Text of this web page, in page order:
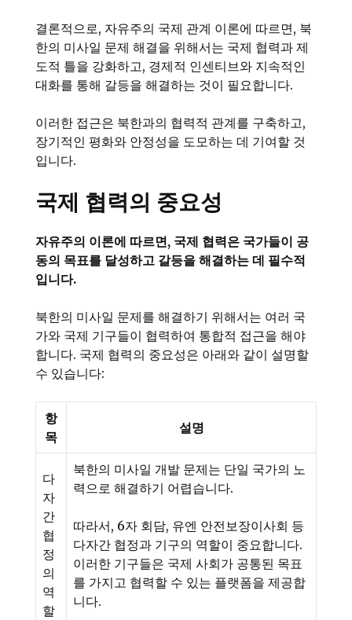
결론적으로, 자유주의 국제 관계 이론에 따르면, 북
한의 미사일 문제 해결을 위해서는 국제 협력과 제
도적 틀을 강화하고, 경제적 인센티브와 지속적인
대화를 통해 갈등을 해결하는 것이 필요합니다.
이러한 접근은 북한과의 협력적 관계를 구축하고,
장기적인 평화와 안정성을 도모하는 데 기여할 것
입니다.
국제 협력의 중요성
자유주의 이론에 따르면, 국제 협력은 국가들이 공
동의 목표를 달성하고 갈등을 해결하는 데 필수적
입니다.
북한의 미사일 문제를 해결하기 위해서는 여러 국
가와 국제 기구들이 협력하여 통합적 접근을 해야
합니다. 국제 협력의 중요성은 아래와 같이 설명할
수 있습니다:
항
목
설명
다
자
간
협
정
의
역
할
북한의 미사일 개발 문제는 단일 국가의 노
력으로 해결하기 어렵습니다.
따라서, 6자 회담, 유엔 안전보장이사회 등
다자간 협정과 기구의 역할이 중요합니다.
이러한 기구들은 국제 사회가 공통된 목표
를 가지고 협력할 수 있는 플랫폼을 제공합
니다.